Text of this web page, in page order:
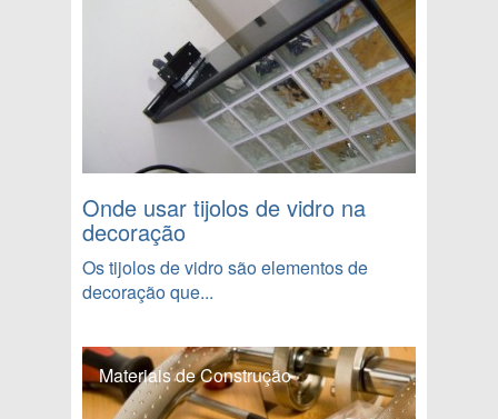
Onde usar tijolos de vidro na
decoração
Os tijolos de vidro são elementos de
decoração que...
Materiais de Construção